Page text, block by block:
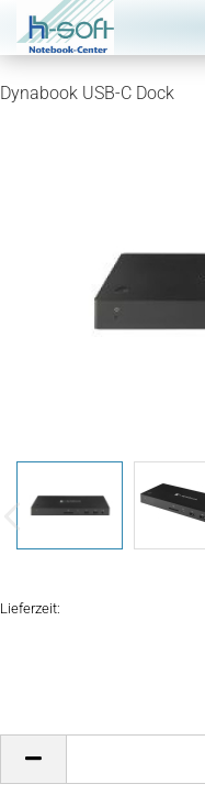
Dynabook USB-C Dock
Lieferzeit: